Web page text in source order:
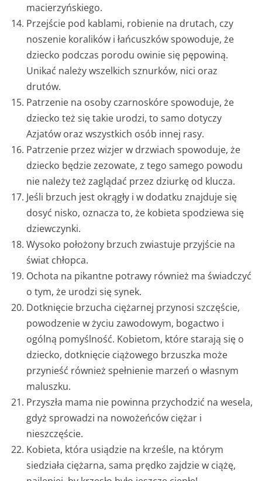
macierzyńskiego.
Przejście pod kablami, robienie na drutach, czy
noszenie koralików i łańcuszków spowoduje, że
dziecko podczas porodu owinie się pępowiną.
Unikać należy wszelkich sznurków, nici oraz
drutów.
Patrzenie na osoby czarnoskóre spowoduje, że
dziecko też się takie urodzi, to samo dotyczy
Azjatów oraz wszystkich osób innej rasy.
Patrzenie przez wizjer w drzwiach spowoduje, że
dziecko będzie zezowate, z tego samego powodu
nie należy też zaglądać przez dziurkę od klucza.
Jeśli brzuch jest okrągły i w dodatku znajduje się
dosyć nisko, oznacza to, że kobieta spodziewa się
dziewczynki.
Wysoko położony brzuch zwiastuje przyjście na
świat chłopca.
Ochota na pikantne potrawy również ma świadczyć
o tym, że urodzi się synek.
Dotknięcie brzucha ciężarnej przynosi szczęście,
powodzenie w życiu zawodowym, bogactwo i
ogólną pomyślność. Kobietom, które starają się o
dziecko, dotknięcie ciążowego brzuszka może
przynieść również spełnienie marzeń o własnym
maluszku.
Przyszła mama nie powinna przychodzić na wesela,
gdyż sprowadzi na nowożeńców ciężar i
nieszczęście.
Kobieta, która usiądzie na krześle, na którym
siedziała ciężarna, sama prędko zajdzie w ciążę,